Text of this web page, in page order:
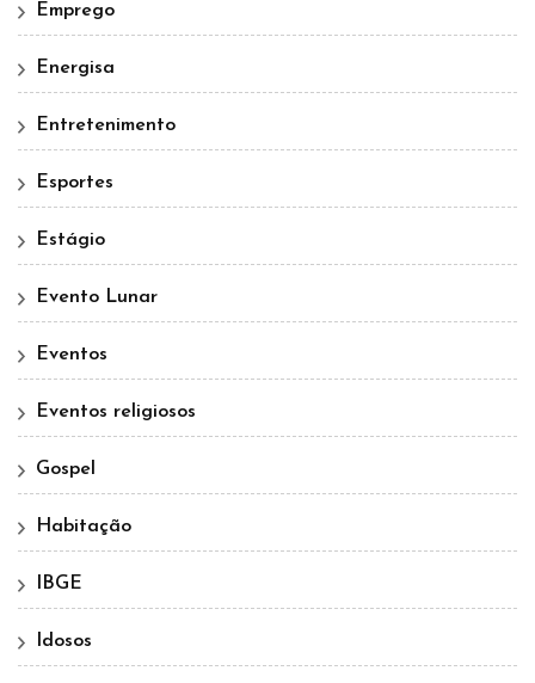
Emprego
Energisa
Entretenimento
Esportes
Estágio
Evento Lunar
Eventos
Eventos religiosos
Gospel
Habitação
IBGE
Idosos